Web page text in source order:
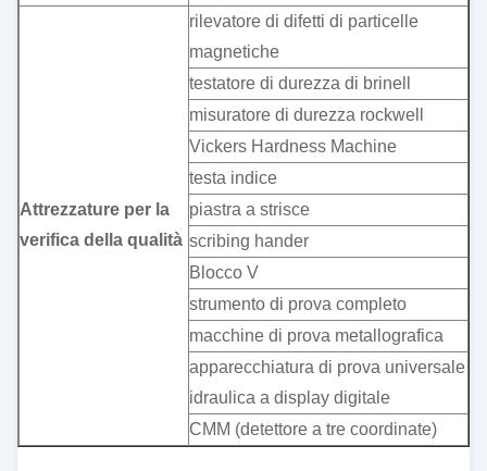
Attrezzature per la
verifica della qualità
rilevatore di difetti di particelle
magnetiche
testatore di durezza di brinell
misuratore di durezza rockwell
Vickers Hardness Machine
testa indice
piastra a strisce
scribing hander
Blocco V
strumento di prova completo
macchine di prova metallografica
apparecchiatura di prova universale
idraulica a display digitale
CMM (detettore a tre coordinate)